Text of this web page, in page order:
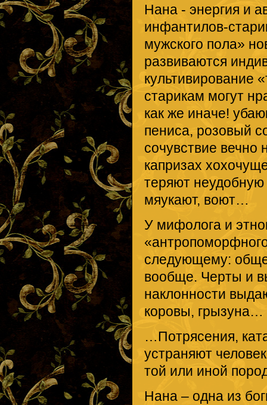
Нана - энергия и
инфантилов-
мужского пола»
развиваются
культивирование
старикам могут
как же иначе!
пениса, розовый
сочувствие
капризах
теряют неудобную
мяукают, воют…
У мифолога и
следующему:
вообще. Черты и
наклонности
коровы, грызуна…
…Потрясения,
устраняют
той или иной
Нана – одна из